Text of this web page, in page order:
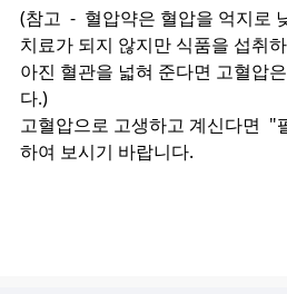
(참고 - 혈압약은 혈압을 억지로
치료가 되지 않지만 식품을 섭취
아진 혈관을 넓혀 준다면 고혈압
다.)
고혈압으로 고생하고 계신다면 "
하여 보시기 바랍니다.